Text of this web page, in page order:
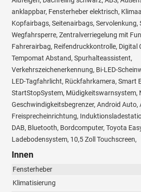
anklappbar, Fensterheber elektrisch,
Kopfairbags, Seitenairbags, Servolenkung,
Wegfahrsperre, Zentralverriegelung mit
Fahrerairbag, Reifendruckkontrolle, Digital
Tempomat Abstand, Spurhalteassistent,
Verkehrszeichenerkennung, Bi-LED-
LED-Tagfahrlicht, Rückfahrkamera, Smart
StartStopSystem, Müdigkeitswarnsystem,
Geschwindigkeitsbegrenzer, Android Auto,
Freisprecheinrichtung,
DAB, Bluetooth, Bordcomputer, Toyota
Ladebodensystem, 10,5 Zoll Touchscreen,
Innen
Fensterheber
Klimatisierung